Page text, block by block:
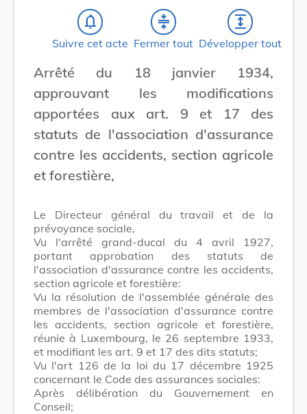
notifications_none
Suivre cet acte
compress
Fermer tout
expand
Développer tout
Arrêté du 18 janvier 1934,
approuvant les modifications
apportées aux art. 9 et 17 des
statuts de l'association d'assurance
contre les accidents, section agricole
et forestière,
Le Directeur général du travail et de la
prévoyance sociale,
Vu l'arrêté grand-ducal du 4 avril 1927,
portant approbation des statuts de
l'association d'assurance contre les accidents,
section agricole et forestière:
Vu la résolution de l'assemblée générale des
membres de l'association d'assurance contre
les accidents, section agricole et forestière,
réunie à Luxembourg, le 26 septembre 1933,
et modifiant les art. 9 et 17 des dits statuts;
Vu l'art 126 de la loi du 17 décembre 1925
concernant le Code des assurances sociales:
Après délibération du Gouvernement en
Conseil;